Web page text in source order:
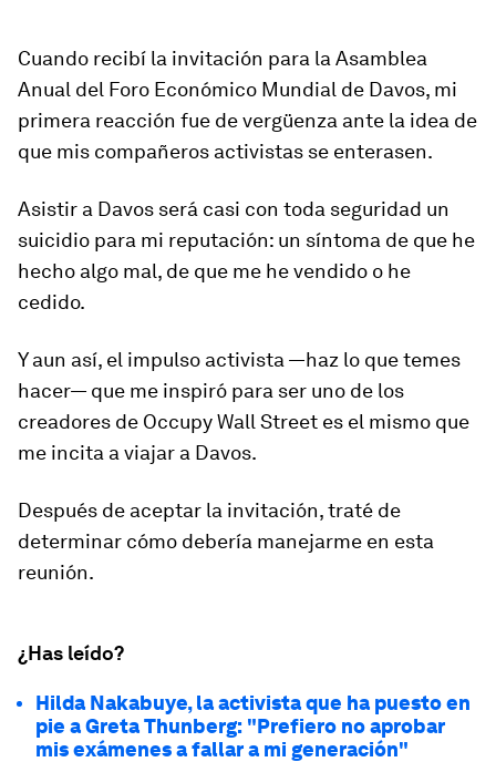
Cuando recibí la invitación para la Asamblea
Anual del Foro Económico Mundial de Davos, mi
primera reacción fue de vergüenza ante la idea de
que mis compañeros activistas se enterasen.
Asistir a Davos será casi con toda seguridad un
suicidio para mi reputación: un síntoma de que he
hecho algo mal, de que me he vendido o he
cedido.
Y aun así, el impulso activista —haz lo que temes
hacer— que me inspiró para ser uno de los
creadores de Occupy Wall Street es el mismo que
me incita a viajar a Davos.
Después de aceptar la invitación, traté de
determinar cómo debería manejarme en esta
reunión.
¿Has leído?
Hilda Nakabuye, la activista que ha puesto en
pie a Greta Thunberg: "Prefiero no aprobar
mis exámenes a fallar a mi generación"